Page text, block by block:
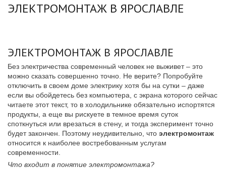
ЭЛЕКТРОМОНТАЖ В ЯРОСЛАВЛЕ
ЭЛЕКТРОМОНТАЖ В ЯРОСЛАВЛЕ
Без электричества современный человек не выживет – это
можно сказать совершенно точно. Не верите? Попробуйте
отключить в своем доме электрику хотя бы на сутки – даже
если вы обойдетесь без компьютера, с экрана которого сейчас
читаете этот текст, то в холодильнике обязательно испортятся
продукты, а еще вы рискуете в темное время суток
споткнуться или врезаться в стену, и тогда эксперимент точно
будет закончен. Поэтому неудивительно, что электромонтаж
относится к наиболее востребованным услугам
современности.
Что входит в понятие электромонтажа?